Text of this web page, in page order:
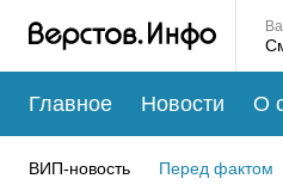
Главное Новости О
ВИП-новость Перед фактом